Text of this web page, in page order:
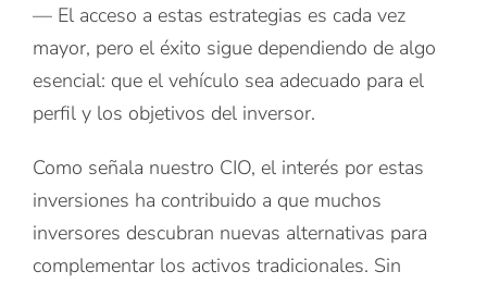
— El acceso a estas estrategias es cada vez
mayor, pero el éxito sigue dependiendo de algo
esencial: que el vehículo sea adecuado para el
perfil y los objetivos del inversor.
Como señala nuestro CIO, el interés por estas
inversiones ha contribuido a que muchos
inversores descubran nuevas alternativas para
complementar los activos tradicionales. Sin